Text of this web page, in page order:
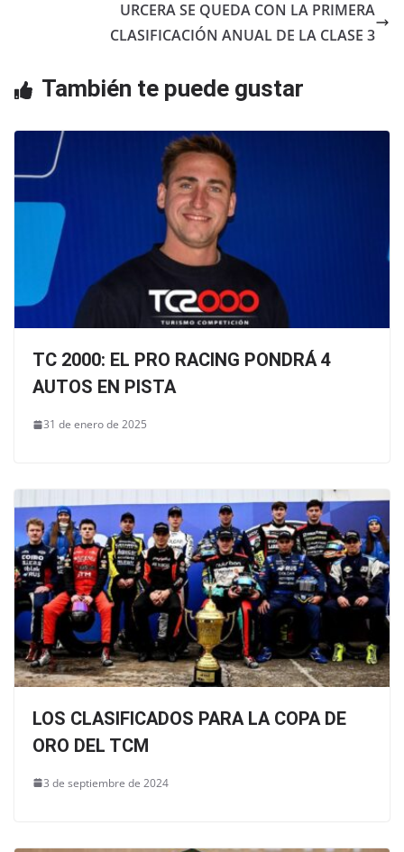
p
p
URCERA SE QUEDA CON LA PRIMERA
CLASIFICACIÓN ANUAL DE LA CLASE 3
También te puede gustar
TC 2000: EL PRO RACING PONDRÁ 4
AUTOS EN PISTA
31 de enero de 2025
LOS CLASIFICADOS PARA LA COPA DE
ORO DEL TCM
3 de septiembre de 2024